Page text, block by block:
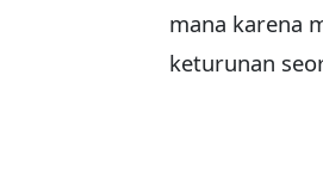
mana karena
keturunan